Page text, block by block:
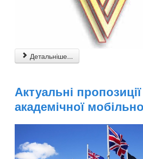
Детальніше...
Актуальні пропозиції
академічної